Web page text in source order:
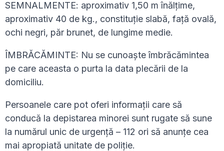
SEMNALMENTE: aproximativ 1,50 m înălțime,
aproximativ 40 de kg., constituție slabă, faţă ovală,
ochi negri, păr brunet, de lungime medie.
ÎMBRĂCĂMINTE: Nu se cunoaște îmbrăcămintea
pe care aceasta o purta la data plecării de la
domiciliu.
Persoanele care pot oferi informaţii care să
conducă la depistarea minorei sunt rugate să sune
la numărul unic de urgenţă – 112 ori să anunţe cea
mai apropiată unitate de poliţie.